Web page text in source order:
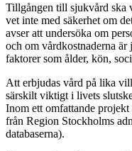
Tillgången till sjukvård ska
vet inte med säkerhet om
avser att undersöka om
och om vårdkostnaderna
faktorer som ålder, kön,
Att erbjudas vård på lika
särskilt viktigt i livets
Inom ett omfattande projekt
från Region Stockholms
databaserna).